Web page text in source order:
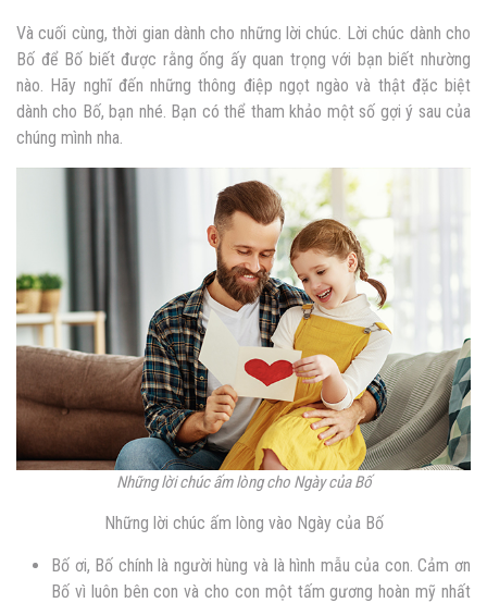
Và cuối cùng, thời gian dành cho những lời chúc. Lời chúc dành cho
Bố để Bố biết được rằng ống ấy quan trọng với bạn biết nhường
nào. Hãy nghĩ đến những thông điệp ngọt ngào và thật đặc biệt
dành cho Bố, bạn nhé. Bạn có thể tham khảo một số gợi ý sau của
chúng mình nha.
Những lời chúc ấm lòng cho Ngày của Bố
Những lời chúc ấm lòng vào Ngày của Bố
Bố ơi, Bố chính là người hùng và là hình mẫu của con. Cảm ơn
Bố vì luôn bên con và cho con một tấm gương hoàn mỹ nhất